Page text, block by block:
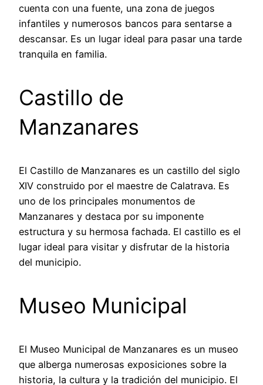
cuenta con una fuente, una zona de juegos
infantiles y numerosos bancos para sentarse a
descansar. Es un lugar ideal para pasar una tarde
tranquila en familia.
Castillo de
Manzanares
El Castillo de Manzanares es un castillo del siglo
XIV construido por el maestre de Calatrava. Es
uno de los principales monumentos de
Manzanares y destaca por su imponente
estructura y su hermosa fachada. El castillo es el
lugar ideal para visitar y disfrutar de la historia
del municipio.
Museo Municipal
El Museo Municipal de Manzanares es un museo
que alberga numerosas exposiciones sobre la
historia, la cultura y la tradición del municipio. El